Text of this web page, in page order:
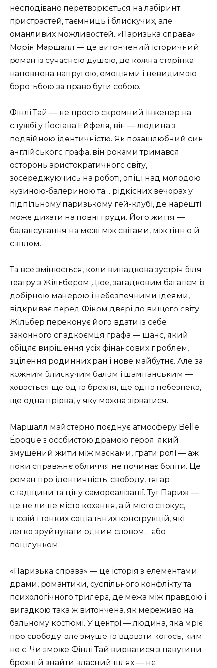
несподівано перетворюється на лабіринт
пристрастей, таємниць і блискучих, але
оманливих можливостей. «Паризька справа»
Морін Маршалл — це витончений історичний
роман із сучасною душею, де кожна сторінка
наповнена напругою, емоціями і невидимою
боротьбою за право бути собою.
Фінлі Тай — не просто скромний інженер на
службі у Ґюстава Ейфеля, він — людина з
подвійною ідентичністю. Як позашлюбний син
англійського графа, він роками тримався
осторонь аристократичного світу,
зосереджуючись на роботі, опіці над молодою
кузиною-балериною та… рідкісних вечорах у
підпільному паризькому гей-клубі, де нарешті
може дихати на повні груди. Його життя —
балансування на межі між світами, між тінню й
світлом.
Та все змінюється, коли випадкова зустріч біля
театру з Жільбером Дюе, загадковим багатієм із
добірною манерою і небезпечними ідеями,
відкриває перед Фіном двері до вищого світу.
Жільбер переконує його вдати із себе
законного спадкоємця графа — шанс, який
обіцяє вирішення усіх фінансових проблем,
зцілення родинних ран і нове майбутнє. Але за
кожним блискучим балом і шампанським —
ховається ще одна брехня, ще одна небезпека,
ще одна прірва, у яку можна зірватися.
Маршалл майстерно поєднує атмосферу Belle
Époque з особистою драмою героя, який
змушений жити між масками, грати ролі — аж
поки справжнє обличчя не починає боліти. Це
роман про ідентичність, свободу, тягар
спадщини та ціну самореалізації. Тут Париж —
це не лише місто кохання, а й місто спокус,
ілюзій і тонких соціальних конструкцій, які
легко зруйнувати одним словом… або
поцілунком.
«Паризька справа» — це історія з елементами
драми, романтики, суспільного конфлікту та
психологічного трилера, де межа між правдою і
вигадкою така ж витончена, як мереживо на
бальному костюмі. У центрі — людина, яка мріє
про свободу, але змушена вдавати когось, ким
не є. Чи зможе Фінлі Тай вирватися з павутини
брехні й знайти власний шлях — не